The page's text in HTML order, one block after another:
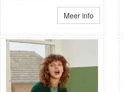
Meer info